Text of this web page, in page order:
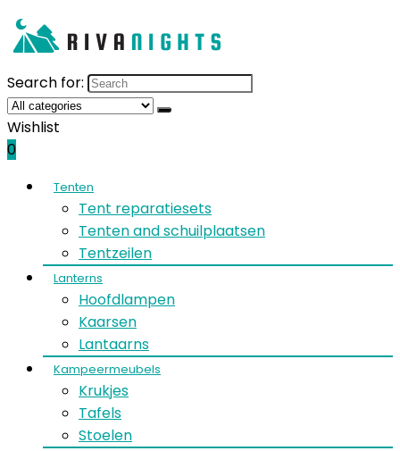
Search for:
Wishlist
0
Tenten
Tent reparatiesets
Tenten and schuilplaatsen
Tentzeilen
Lanterns
Hoofdlampen
Kaarsen
Lantaarns
Kampeermeubels
Krukjes
Tafels
Stoelen